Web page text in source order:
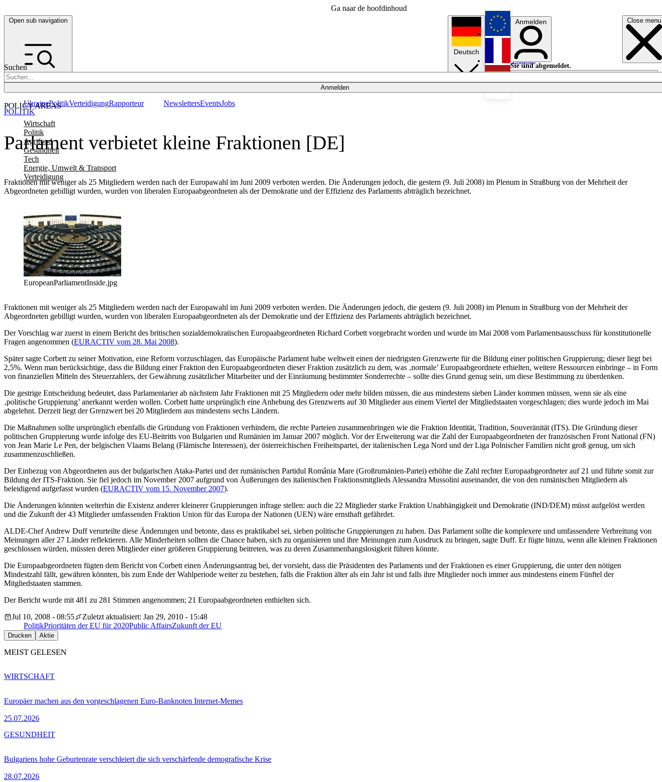
Ga naar de hoofdinhoud
Open sub navigation Close menu
Suchen
Anmelden
POLICY AREAS
Wirtschaft
Politik
Agrifood
Gesundheit
Tech
Energie, Umwelt & Transport
Verteidigung
UkrainePolitikVerteidigungRapporteur NewslettersEventsJobs
Deutsch
English
Français
Anmelden
Sie sind abgemeldet.
Anmelden
Licht aus
Parlament verbietet kleine Fraktionen [DE]
Fraktionen mit weniger als 25 Mitgliedern werden nach der Europawahl im Juni 2009 verboten werden. Die Änderungen jedoch, die gestern (9. Juli 2008) im Plenum in Straßburg von der Mehrheit der
Abgeordneten gebilligt wurden, wurden von liberalen Europaabgeordneten als der Demokratie und der Effizienz des Parlaments abträglich bezeichnet.
POLITIK
EuropeanParliamentInside.jpg
Fraktionen mit weniger als 25 Mitgliedern werden nach der Europawahl im Juni 2009 verboten werden. Die Änderungen jedoch, die gestern (9. Juli 2008) im Plenum in Straßburg von der Mehrheit der
Abgeordneten gebilligt wurden, wurden von liberalen Europaabgeordneten als der Demokratie und der Effizienz des Parlaments abträglich bezeichnet.
Der Vorschlag war zuerst in einem Bericht des britischen sozialdemokratischen Europaabgeordneten Richard Corbett vorgebracht worden und wurde im Mai 2008 vom Parlamentsausschuss für konstitutionelle
Fragen angenommen (EURACTIV vom 28. Mai 2008).
Später sagte Corbett zu seiner Motivation, eine Reform vorzuschlagen, das Europäische Parlament habe weltweit einen der niedrigsten Grenzwerte für die Bildung einer politischen Gruppierung; dieser liegt bei
2,5%. Wenn man berücksichtige, dass die Bildung einer Fraktion den Europaabgeordneten dieser Fraktion zusätzlich zu dem, was ‚normale’ Europaabgeordnete erhielten, weitere Ressourcen einbringe – in Form
von finanziellen Mitteln des Steuerzahlers, der Gewährung zusätzlicher Mitarbeiter und der Einräumung bestimmter Sonderrechte – sollte dies Grund genug sein, um diese Bestimmung zu überdenken.
Die gestrige Entscheidung bedeutet, dass Parlamentarier ab nächstem Jahr Fraktionen mit 25 Mitgliedern oder mehr bilden müssen, die aus mindestens sieben Länder kommen müssen, wenn sie als eine
‚politische Gruppierung’ anerkannt werden wollen. Corbett hatte ursprünglich eine Anhebung des Grenzwerts auf 30 Mitglieder aus einem Viertel der Mitgliedstaaten vorgeschlagen; dies wurde jedoch im Mai
abgelehnt. Derzeit liegt der Grenzwert bei 20 Mitgliedern aus mindestens sechs Ländern.
Die Maßnahmen sollte ursprünglich ebenfalls die Gründung von Fraktionen verhindern, die rechte Parteien zusammenbringen wie die Fraktion Identität, Tradition, Souveränität (ITS). Die Gründung dieser
politischen Gruppierung wurde infolge des EU-Beitritts von Bulgarien und Rumänien im Januar 2007 möglich. Vor der Erweiterung war die Zahl der Europaabgeordneten der französischen Front National (FN)
von Jean Marie Le Pen, der belgischen Vlaams Belang (Flämische Interessen), der österreichischen Freiheitspartei, der italienischen Lega Nord und der Liga Polnischer Familien nicht groß genug, um sich
zusammenzuschließen.
Der Einbezug von Abgeordneten aus der bulgarischen Ataka-Partei und der rumänischen Partidul România Mare (Großrumänien-Partei) erhöhte die Zahl rechter Europaabgeordneter auf 21 und führte somit zur
Bildung der ITS-Fraktion. Sie fiel jedoch im November 2007 aufgrund von Äußerungen des italienischen Fraktionsmitglieds Alessandra Mussolini auseinander, die von den rumänischen Mitgliedern als
beleidigend aufgefasst wurden (EURACTIV vom 15. November 2007).
Die Änderungen könnten weiterhin die Existenz anderer kleinerer Gruppierungen infrage stellen: auch die 22 Mitglieder starke Fraktion Unabhängigkeit und Demokratie (IND/DEM) müsst aufgelöst werden
und die Zukunft der 43 Mitglieder umfassenden Fraktion Union für das Europa der Nationen (UEN) wäre ernsthaft gefährdet.
ALDE-Chef Andrew Duff verurteilte diese Änderungen und betonte, dass es praktikabel sei, sieben politische Gruppierungen zu haben. Das Parlament sollte die komplexere und umfassendere Verbreitung von
Meinungen aller 27 Länder reflektieren. Alle Minderheiten sollten die Chance haben, sich zu organisieren und ihre Meinungen zum Ausdruck zu bringen, sagte Duff. Er fügte hinzu, wenn alle kleinen Fraktionen
geschlossen würden, müssten deren Mitglieder einer größeren Gruppierung beitreten, was zu deren Zusammenhangslosigkeit führen könnte.
Die Europaabgeordneten fügten dem Bericht von Corbett einen Änderungsantrag bei, der vorsieht, dass die Präsidenten des Parlaments und der Fraktionen es einer Gruppierung, die unter den nötigen
Mindestzahl fällt, gewähren könnten, bis zum Ende der Wahlperiode weiter zu bestehen, falls die Fraktion älter als ein Jahr ist und falls ihre Mitglieder noch immer aus mindestens einem Fünftel der
Mitgliedstaaten stammen.
Der Bericht wurde mit 481 zu 281 Stimmen angenommen; 21 Europaabgeordneten enthielten sich.
Jul 10, 2008 - 08:55
Zuletzt aktualisiert: Jan 29, 2010 - 15:48
PolitikPrioritäten der EU für 2020Public AffairsZukunft der EU
Drucken Aktie
MEIST GELESEN
Europäer machen aus den vorgeschlagenen Euro-Banknoten Internet-Memes
25.07.2026
WIRTSCHAFT
Bulgariens hohe Geburtenrate verschleiert die sich verschärfende demografische Krise
28.07.2026
GESUNDHEIT